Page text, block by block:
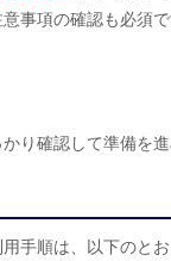
事項の確認も必須で
り確認して準備を進
手順は、以下のとお